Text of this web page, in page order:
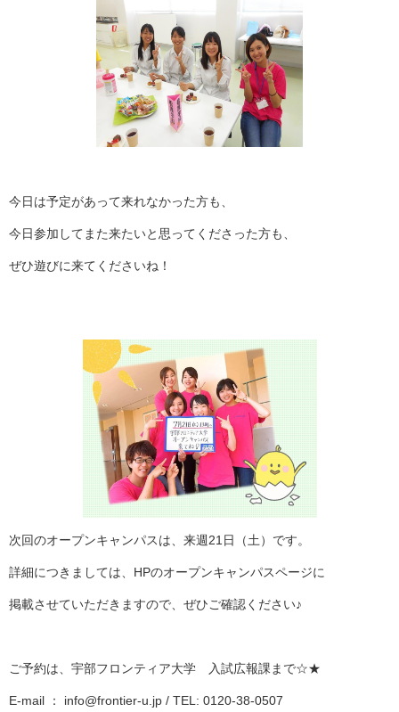
今日は予定があって来れなかった方も、
今日参加してまた来たいと思ってくださった方も、
ぜひ遊びに来てくださいね！
次回のオープンキャンパスは、来週21日（土）です。
詳細につきましては、HPのオープンキャンパスページに
掲載させていただきますので、ぜひご確認ください♪
ご予約は、宇部フロンティア大学 入試広報課まで☆★
E-mail ： info@frontier-u.jp / TEL: 0120-38-0507